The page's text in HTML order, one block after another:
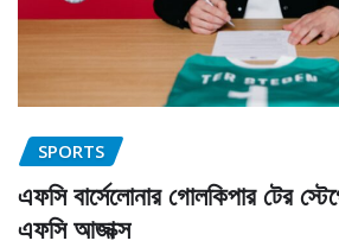
SPORTS
এফসি বার্সেলোনার গোলকিপার টের
এফসি আজাক্স